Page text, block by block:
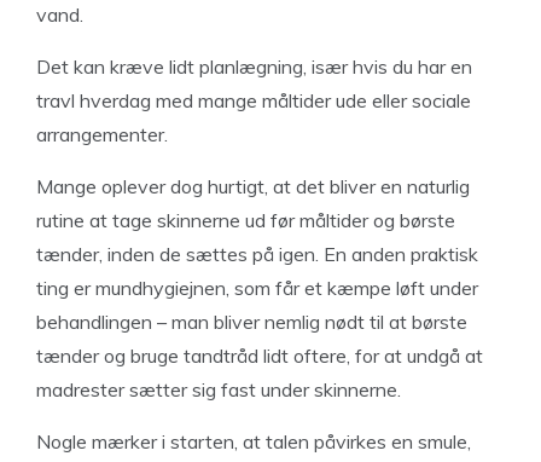
vand.
Det kan kræve lidt planlægning, især hvis du har en
travl hverdag med mange måltider ude eller sociale
arrangementer.
Mange oplever dog hurtigt, at det bliver en naturlig
rutine at tage skinnerne ud før måltider og børste
tænder, inden de sættes på igen. En anden praktisk
ting er mundhygiejnen, som får et kæmpe løft under
behandlingen – man bliver nemlig nødt til at børste
tænder og bruge tandtråd lidt oftere, for at undgå at
madrester sætter sig fast under skinnerne.
Nogle mærker i starten, at talen påvirkes en smule,